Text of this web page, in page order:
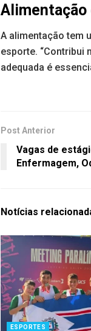
Alimentação
A alimentação tem
esporte. “Contribui
adequada é
Post Anterior
Vagas de
Enfermagem,
Notícias
ESPORTES